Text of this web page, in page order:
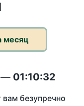
месяц
— 01:10:32
безупречно